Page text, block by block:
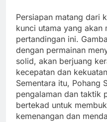
Persiapan matang dari
kunci utama yang akan
pertandingan ini.
dengan permainan
solid, akan berjuang
kecepatan dan
Sementara itu, Pohang
pengalaman dan taktik
bertekad untuk
kemenangan dan